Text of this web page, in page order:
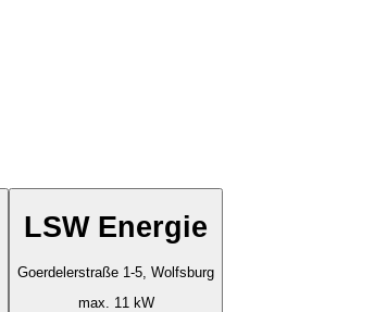
LSW Energie
Goerdelerstraße 1-5, Wolfsburg
max. 11 kW